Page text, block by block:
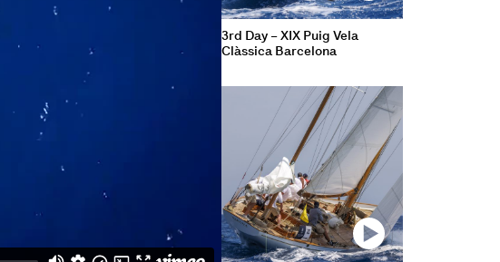
3rd Day – XIX Puig Vela
Clàssica Barcelona